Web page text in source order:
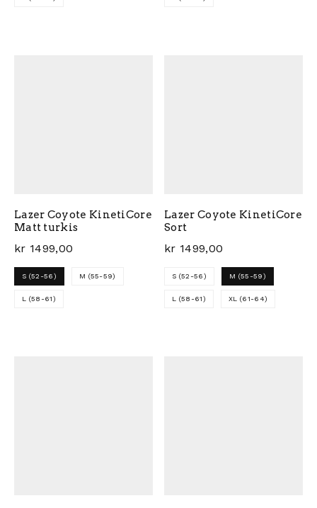
Lazer Coyote KinetiCore
Matt turkis
kr 1499,00
S (52-56) M (55-59)
L (58-61)
Lazer Coyote KinetiCore
Sort
kr 1499,00
S (52-56) M (55-59)
L (58-61) XL (61-64)